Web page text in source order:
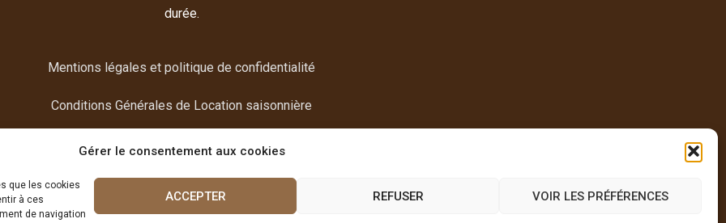
Gérer le consentement aux cookies
que les cookies
à ces
de navigation
ACCEPTER REFUSER VOIR LES PRÉFÉRENCES
durée.
Mentions légales et politique de confidentialité
Conditions Générales de Location saisonnière
Donnez votre avis